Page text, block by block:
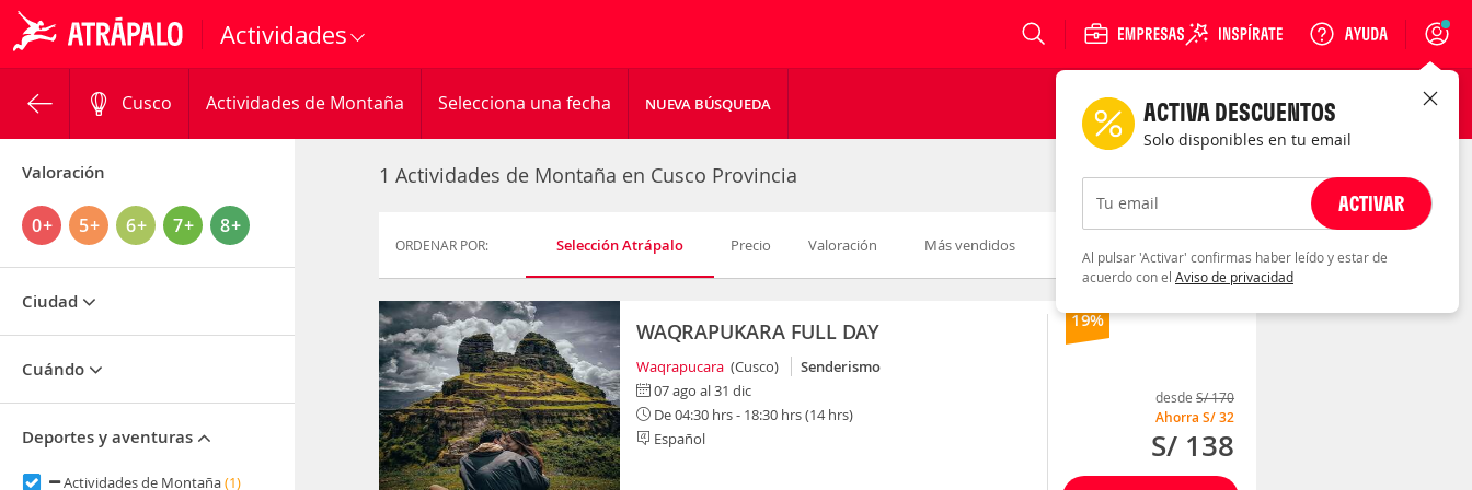
Actividades Login
Cusco Actividades de Montaña Selecciona una fecha NUEVA BÚSQUEDA
Valoración
0+ 5+ 6+ 7+ 8+
Ciudad
Cuándo
Deportes y aventuras
Actividades de Montaña(1)
1 Actividades de Montaña en Cusco Provincia
ORDENAR POR: Selección Atrápalo Precio Valoración Más vendidos
19%
WAQRAPUKARA FULL DAY
Waqrapucara (Cusco)
Senderismo
07 ago al 31 dic
De 04:30 hrs - 18:30 hrs (14 hrs)
Español
desde S/ 170
AhorraS/ 32
S/ 138
ACTIVA DESCUENTOS
Solo disponibles en tu email
Tu email ACTIVAR
Al pulsar 'Activar' confirmas haber leído y estar de
acuerdo con el Aviso de privacidad